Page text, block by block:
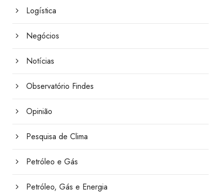
Logística
Negócios
Notícias
Observatório Findes
Opinião
Pesquisa de Clima
Petróleo e Gás
Petróleo, Gás e Energia